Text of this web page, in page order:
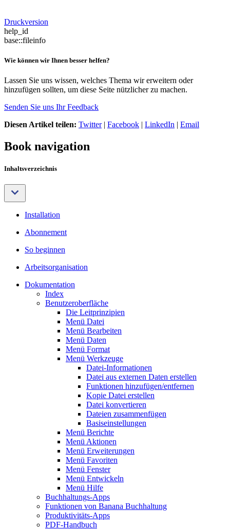
Druckversion
help_id
base::fileinfo
Wie können wir Ihnen besser helfen?
Lassen Sie uns wissen, welches Thema wir erweitern oder
hinzufügen sollten, um diese Seite nützlicher zu machen.
Senden Sie uns Ihr Feedback
Diesen Artikel teilen: Twitter| Facebook | LinkedIn | Email
Book navigation
Inhaltsverzeichnis
Installation
Abonnement
So beginnen
Arbeitsorganisation
Dokumentation
Index
Benutzeroberfläche
Die Leitprinzipien
Menü Datei
Menü Bearbeiten
Menü Daten
Menü Format
Menü Werkzeuge
Datei-Informationen
Datei aus externen Daten erstellen
Funktionen hinzufügen/entfernen
Kopie Datei erstellen
Datei konvertieren
Dateien zusammenfügen
Basiseinstellungen
Menü Berichte
Menü Aktionen
Menü Erweiterungen
Menü Favoriten
Menü Fenster
Menü Entwickeln
Menü Hilfe
Buchhaltungs-Apps
Funktionen von Banana Buchhaltung
Produktivitäts-Apps
PDF-Handbuch